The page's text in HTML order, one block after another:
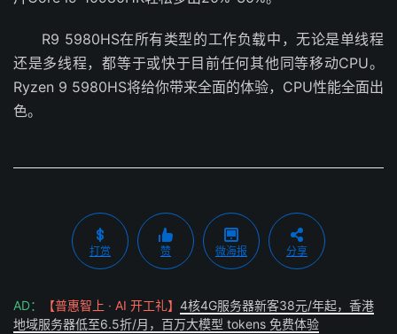
R9 5980HS在所有类型的工作负载中，无论是单线程
还是多线程，都等于或快于目前任何其他同等移动CPU。
Ryzen 9 5980HS将给你带来全面的体验，CPU性能全面出
色。
打赏 赞 微海报 分享
AD： 【普惠智上 · AI 开工礼】 4核4G服务器新客38元/年起，香港
地域服务器低至6.5折/月，百万大模型 tokens 免费体验